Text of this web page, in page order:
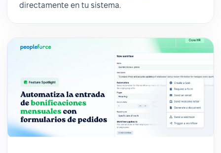
directamente en tu sistema.